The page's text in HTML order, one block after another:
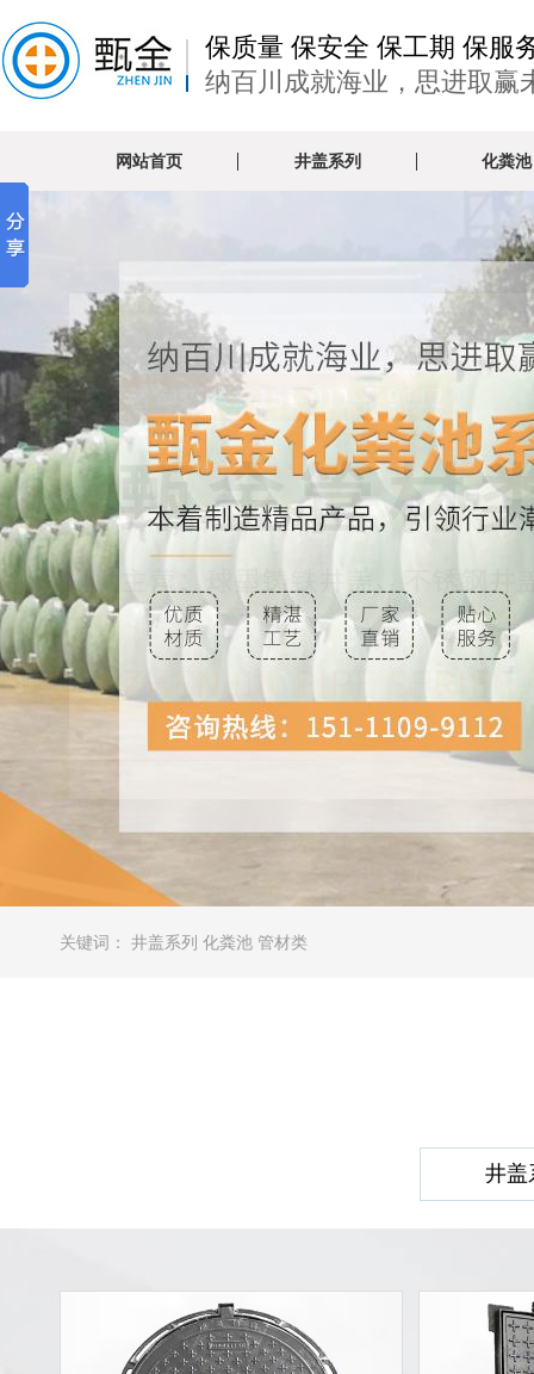
保质量 保安全 保工期 保服
纳百川成就海业，思进取赢
网站首页 井盖系列 化粪池
关键词： 井盖系列 化粪池 管材类
井盖